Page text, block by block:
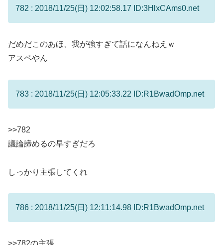
782 : 2018/11/25(日) 12:02:58.17 ID:3HlxCAms0.net
だめだこのあほ、我が強すぎて話になんねえｗ
アスペやん
783 : 2018/11/25(日) 12:05:33.22 ID:R1BwadOmp.net
>>782
議論諦めるの早すぎだろ
しっかり主張してくれ
786 : 2018/11/25(日) 12:11:14.98 ID:R1BwadOmp.net